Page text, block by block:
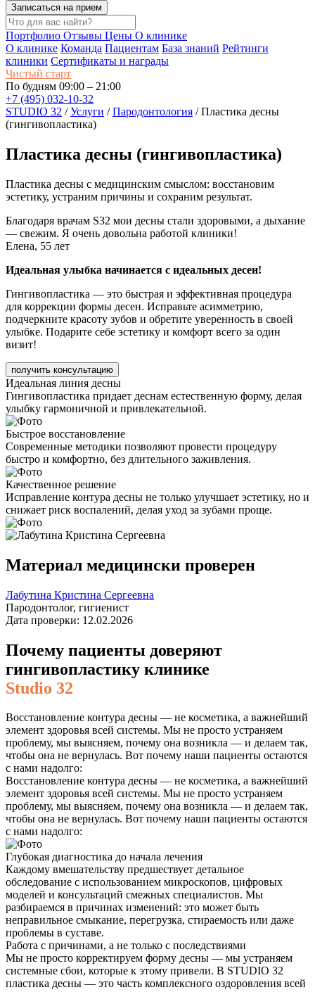
Записаться на прием
Портфолио Отзывы Цены О клинике
О клинике Команда Пациентам База знаний Рейтинги
клиники Сертификаты и награды
Чистый старт
По будням 09:00 – 21:00
+7 (495) 032-10-32
STUDIO 32 /Услуги /Пародонтология /Пластика десны
(гингивопластика)
Пластика десны (гингивопластика)
Пластика десны с медицинским смыслом: восстановим
эстетику, устраним причины и сохраним результат.
Благодаря врачам S32 мои десны стали здоровыми, а дыхание
— свежим. Я очень довольна работой клиники!
Елена, 55 лет
Идеальная улыбка начинается с идеальных десен!
Гингивопластика — это быстрая и эффективная процедура
для коррекции формы десен. Исправьте асимметрию,
подчеркните красоту зубов и обретите уверенность в своей
улыбке. Подарите себе эстетику и комфорт всего за один
визит!
получить консультацию
Идеальная линия десны
Гингивопластика придает деснам естественную форму, делая
улыбку гармоничной и привлекательной.
Быстрое восстановление
Современные методики позволяют провести процедуру
быстро и комфортно, без длительного заживления.
Качественное решение
Исправление контура десны не только улучшает эстетику, но и
снижает риск воспалений, делая уход за зубами проще.
Материал медицински проверен
Лабутина Кристина Сергеевна
Пародонтолог, гигиенист
Дата проверки: 12.02.2026
Почему пациенты доверяют
гингивопластику клинике
Studio 32
Восстановление контура десны — не косметика, а важнейший
элемент здоровья всей системы. Мы не просто устраняем
проблему, мы выясняем, почему она возникла — и делаем так,
чтобы она не вернулась. Вот почему наши пациенты остаются
с нами надолго:
Восстановление контура десны — не косметика, а важнейший
элемент здоровья всей системы. Мы не просто устраняем
проблему, мы выясняем, почему она возникла — и делаем так,
чтобы она не вернулась. Вот почему наши пациенты остаются
с нами надолго:
Глубокая диагностика до начала лечения
Каждому вмешательству предшествует детальное
обследование с использованием микроскопов, цифровых
моделей и консультаций смежных специалистов. Мы
разбираемся в причинах изменений: это может быть
неправильное смыкание, перегрузка, стираемость или даже
проблемы в суставе.
Работа с причинами, а не только с последствиями
Мы не просто корректируем форму десны — мы устраняем
системные сбои, которые к этому привели. В STUDIO 32
пластика десны — это часть комплексного оздоровления всей